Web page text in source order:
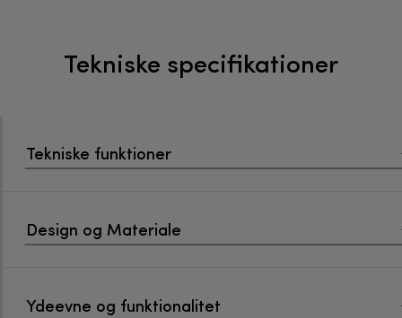
Tekniske specifikationer
Tekniske funktioner
Design og Materiale
Ydeevne og funktionalitet